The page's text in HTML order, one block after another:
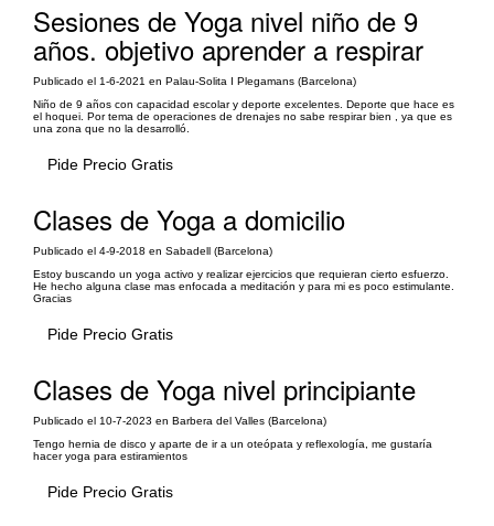
Sesiones de Yoga nivel niño de 9
años. objetivo aprender a respirar
Publicado el 1-6-2021 en Palau-Solita I Plegamans (Barcelona)
Niño de 9 años con capacidad escolar y deporte excelentes. Deporte que hace es
el hoquei. Por tema de operaciones de drenajes no sabe respirar bien , ya que es
una zona que no la desarrolló.
Pide Precio Gratis
Clases de Yoga a domicilio
Publicado el 4-9-2018 en Sabadell (Barcelona)
Estoy buscando un yoga activo y realizar ejercicios que requieran cierto esfuerzo.
He hecho alguna clase mas enfocada a meditación y para mi es poco estimulante.
Gracias
Pide Precio Gratis
Clases de Yoga nivel principiante
Publicado el 10-7-2023 en Barbera del Valles (Barcelona)
Tengo hernia de disco y aparte de ir a un oteópata y reflexología, me gustaría
hacer yoga para estiramientos
Pide Precio Gratis